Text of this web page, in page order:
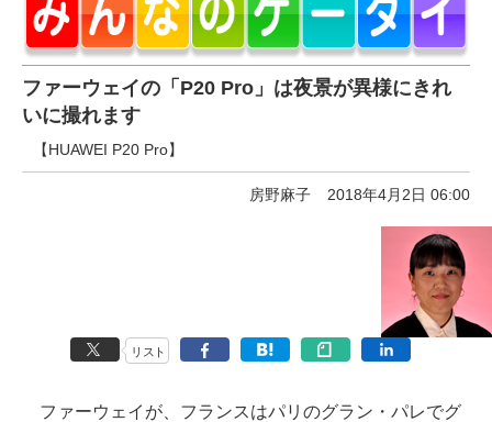
ファーウェイの「P20 Pro」は夜景が異様にきれ
いに撮れます
【HUAWEI P20 Pro】
房野麻子 2018年4月2日 06:00
リスト
ファーウェイが、フランスはパリのグラン・パレでグ